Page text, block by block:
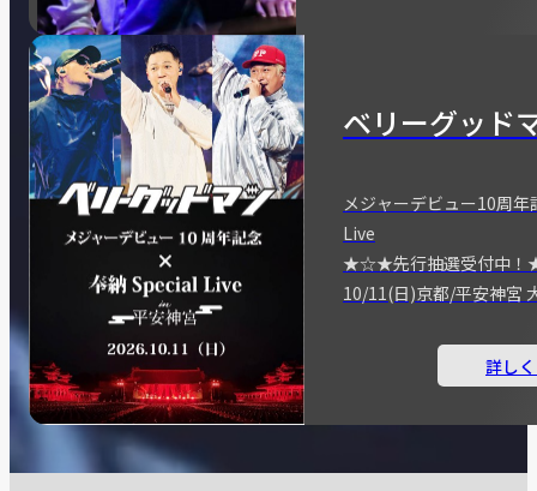
ベリーグッド
メジャーデビュー10周
Live
★☆★先行抽選受付中
10/11(日)京都/平安神宮
詳し